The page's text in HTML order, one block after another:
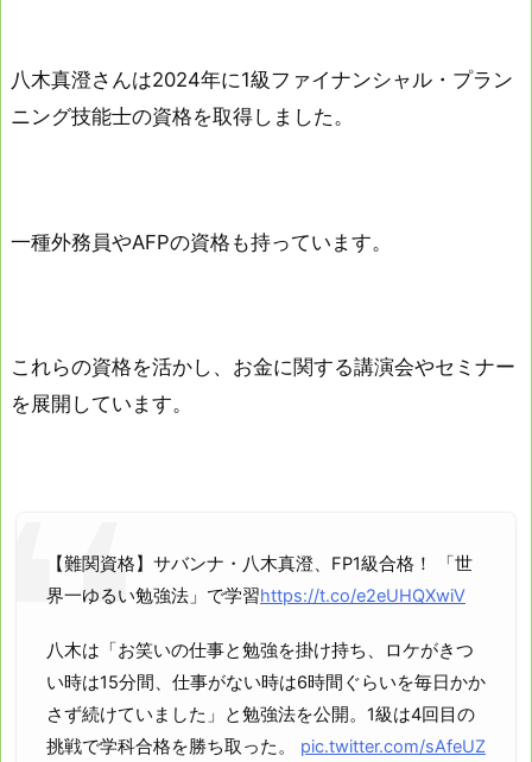
八木真澄さんは2024年に1級ファイナンシャル・プラン
ニング技能士の資格を取得しました。
一種外務員やAFPの資格も持っています。
これらの資格を活かし、お金に関する講演会やセミナー
を展開しています。
【難関資格】サバンナ・八木真澄、FP1級合格！ 「世
界一ゆるい勉強法」で学習https://t.co/e2eUHQXwiV
八木は「お笑いの仕事と勉強を掛け持ち、ロケがきつ
い時は15分間、仕事がない時は6時間ぐらいを毎日かか
さず続けていました」と勉強法を公開。1級は4回目の
挑戦で学科合格を勝ち取った。 pic.twitter.com/sAfeUZ